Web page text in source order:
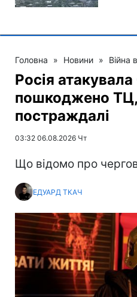
Головна » Новини » Війна
Росія
пошкоджено ТЦ,
постраждалі
03:32 06.08.2026 Чт
Що відомо про
ЕДУАРД ТКАЧ